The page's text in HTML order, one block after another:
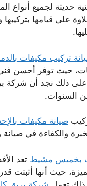
حديثة لجميع أنواع
على قيامها بتركيبها
تركيب مكيفات
حيث توفر أحسن فنى
على ذلك نجد أن شركة
السنوات.
صيانة مكيفات
والكفاءة في صيانة
بخميس مشيط تعد
حيث أنها